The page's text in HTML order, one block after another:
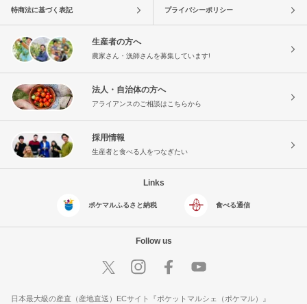
特商法に基づく表記 プライバシーポリシー
生産者の方へ
農家さん・漁師さんを募集しています!
法人・自治体の方へ
アライアンスのご相談はこちらから
採用情報
生産者と食べる人をつなぎたい
Links
ポケマルふるさと納税 食べる通信
Follow us
日本最大級の産直（産地直送）ECサイト『ポケットマルシェ（ポケマル）』